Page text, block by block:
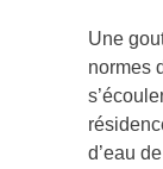
Une
normes
d’eau